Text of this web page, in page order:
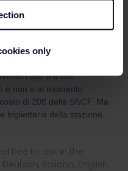
only
name on a SNCF
l’app o il sito
è non e al momento
di 20€ della SNCF. Ma
biglietteria della stazione.
free to ask in the
Italiano, English.